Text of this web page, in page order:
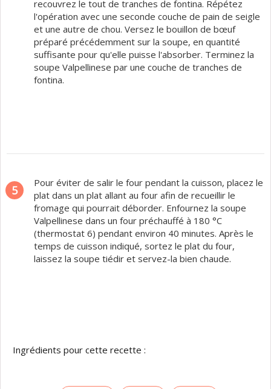
recouvrez le tout de tranches de fontina. Répétez
l'opération avec une seconde couche de pain de seigle
et une autre de chou. Versez le bouillon de bœuf
préparé précédemment sur la soupe, en quantité
suffisante pour qu'elle puisse l'absorber. Terminez la
soupe Valpellinese par une couche de tranches de
fontina.
5
Pour éviter de salir le four pendant la cuisson, placez le
plat dans un plat allant au four afin de recueillir le
fromage qui pourrait déborder. Enfournez la soupe
Valpellinese dans un four préchauffé à 180 °C
(thermostat 6) pendant environ 40 minutes. Après le
temps de cuisson indiqué, sortez le plat du four,
laissez la soupe tiédir et servez-la bien chaude.
Ingrédients pour cette recette :